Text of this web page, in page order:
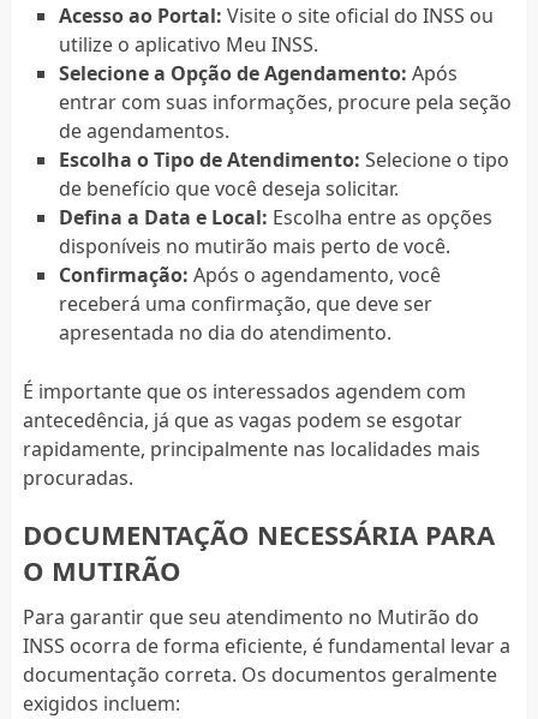
Acesso ao Portal: Visite o site oficial do INSS ou
utilize o aplicativo Meu INSS.
Selecione a Opção de Agendamento: Após
entrar com suas informações, procure pela seção
de agendamentos.
Escolha o Tipo de Atendimento: Selecione o tipo
de benefício que você deseja solicitar.
Defina a Data e Local: Escolha entre as opções
disponíveis no mutirão mais perto de você.
Confirmação: Após o agendamento, você
receberá uma confirmação, que deve ser
apresentada no dia do atendimento.
É importante que os interessados agendem com
antecedência, já que as vagas podem se esgotar
rapidamente, principalmente nas localidades mais
procuradas.
DOCUMENTAÇÃO NECESSÁRIA PARA
O MUTIRÃO
Para garantir que seu atendimento no Mutirão do
INSS ocorra de forma eficiente, é fundamental levar a
documentação correta. Os documentos geralmente
exigidos incluem: